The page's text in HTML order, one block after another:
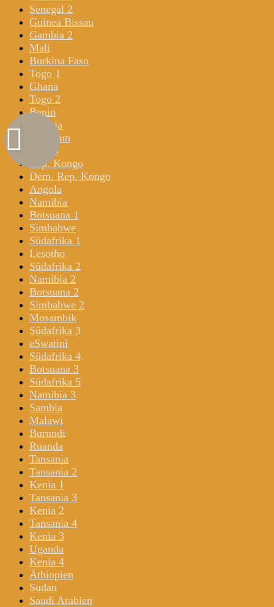
Senegal 2
Guinea Bissau
Gambia 2
Mali
Burkina Faso
Togo 1
Ghana
Togo 2
Benin
Nigeria
Kamerun
Gabun
Rep. Kongo
Dem. Rep. Kongo
Angola
Namibia
Botsuana 1
Simbabwe
Südafrika 1
Lesotho
Südafrika 2
Namibia 2
Botsuana 2
Simbabwe 2
Mosambik
Südafrika 3
eSwatini
Südafrika 4
Botsuana 3
Südafrika 5
Namibia 3
Sambia
Malawi
Burundi
Ruanda
Tansania
Tansania 2
Kenia 1
Tansania 3
Kenia 2
Tansania 4
Kenia 3
Uganda
Kenia 4
Äthiopien
Sudan
Saudi Arabien